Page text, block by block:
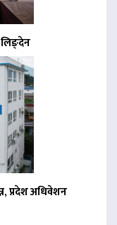
लिङ्देन
प्रदेश अधिवेशन